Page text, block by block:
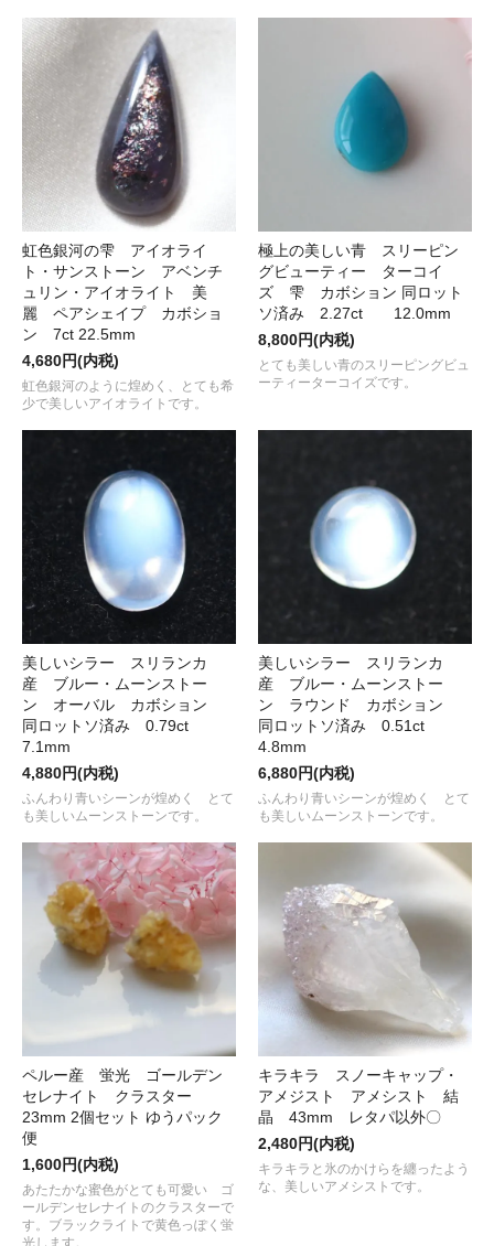
虹色銀河の雫 アイオライ
ト・サンストーン アベンチ
ュリン・アイオライト 美
麗 ペアシェイプ カボショ
ン 7ct 22.5mm
4,680円(内税)
虹色銀河のように煌めく、とても希
少で美しいアイオライトです。
極上の美しい青 スリーピン
グビューティー ターコイ
ズ 雫 カボション 同ロット
ソ済み 2.27ct 12.0mm
8,800円(内税)
とても美しい青のスリーピングビュ
ーティーターコイズです。
美しいシラー スリランカ
産 ブルー・ムーンストー
ン オーバル カボション
同ロットソ済み 0.79ct
7.1mm
4,880円(内税)
ふんわり青いシーンが煌めく とて
も美しいムーンストーンです。
美しいシラー スリランカ
産 ブルー・ムーンストー
ン ラウンド カボション
同ロットソ済み 0.51ct
4.8mm
6,880円(内税)
ふんわり青いシーンが煌めく とて
も美しいムーンストーンです。
ペルー産 蛍光 ゴールデン
セレナイト クラスター
23mm 2個セット ゆうパック
便
1,600円(内税)
あたたかな蜜色がとても可愛い ゴ
ールデンセレナイトのクラスターで
す。ブラックライトで黄色っぽく蛍
光します。
キラキラ スノーキャップ・
アメジスト アメシスト 結
晶 43mm レタパ以外〇
2,480円(内税)
キラキラと氷のかけらを纏ったよう
な、美しいアメシストです。